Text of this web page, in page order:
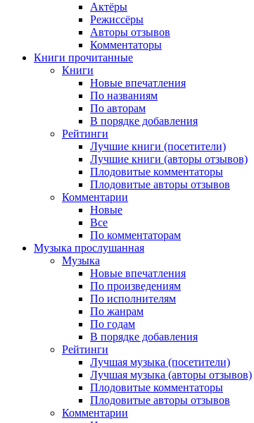
Актёры
Режиссёры
Авторы отзывов
Комментаторы
Книги прочитанные
Книги
Новые впечатления
По названиям
По авторам
В порядке добавления
Рейтинги
Лучшие книги (посетители)
Лучшие книги (авторы отзывов)
Плодовитые комментаторы
Плодовитые авторы отзывов
Комментарии
Новые
Все
По комментаторам
Музыка прослушанная
Музыка
Новые впечатления
По произведениям
По исполнителям
По жанрам
По годам
В порядке добавления
Рейтинги
Лучшая музыка (посетители)
Лучшая музыка (авторы отзывов)
Плодовитые комментаторы
Плодовитые авторы отзывов
Комментарии